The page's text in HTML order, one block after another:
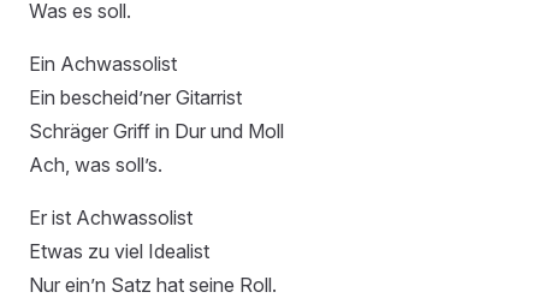
Was es soll.
Ein Achwassolist
Ein bescheid’ner Gitarrist
Schräger Griff in Dur und Moll
Ach, was soll’s.
Er ist Achwassolist
Etwas zu viel Idealist
Nur ein’n Satz hat seine Roll.